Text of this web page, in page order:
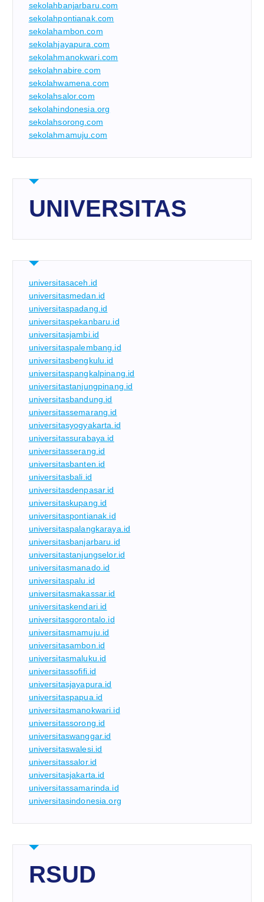
sekolahbanjarbaru.com
sekolahpontianak.com
sekolahambon.com
sekolahjayapura.com
sekolahmanokwari.com
sekolahnabire.com
sekolahwamena.com
sekolahsalor.com
sekolahindonesia.org
sekolahsorong.com
sekolahmamuju.com
UNIVERSITAS
universitasaceh.id
universitasmedan.id
universitaspadang.id
universitaspekanbaru.id
universitasjambi.id
universitaspalembang.id
universitasbengkulu.id
universitaspangkalpinang.id
universitastanjungpinang.id
universitasbandung.id
universitassemarang.id
universitasyogyakarta.id
universitassurabaya.id
universitasserang.id
universitasbanten.id
universitasbali.id
universitasdenpasar.id
universitaskupang.id
universitaspontianak.id
universitaspalangkaraya.id
universitasbanjarbaru.id
universitastanjungselor.id
universitasmanado.id
universitaspalu.id
universitasmakassar.id
universitaskendari.id
universitasgorontalo.id
universitasmamuju.id
universitasambon.id
universitasmaluku.id
universitassofifi.id
universitasjayapura.id
universitaspapua.id
universitasmanokwari.id
universitassorong.id
universitaswanggar.id
universitaswalesi.id
universitassalor.id
universitasjakarta.id
universitassamarinda.id
universitasindonesia.org
RSUD